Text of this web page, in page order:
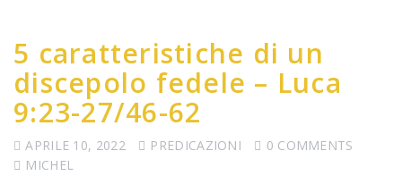
5 caratteristiche di un
discepolo fedele – Luca
9:23-27/46-62
APRILE 10, 2022 PREDICAZIONI
0 COMMENTS
MICHEL